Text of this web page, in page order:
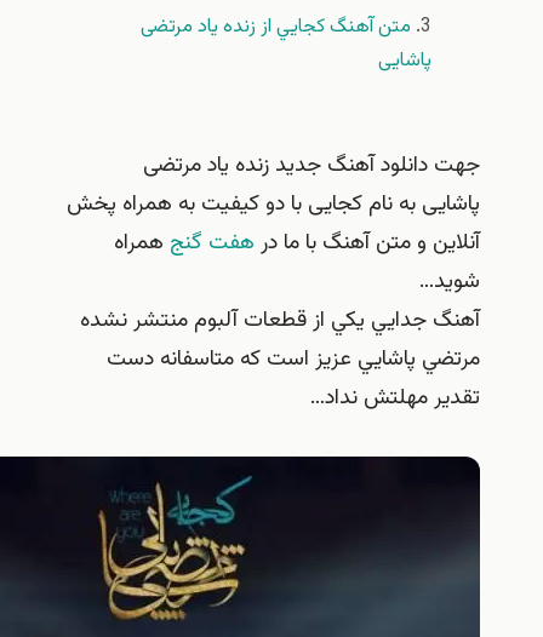
متن آهنگ كجايي از زنده ياد مرتضی
آهنگ جدید زنده ياد مرتضی
به نام کجایی با دو كيفيت به همراه پخش
و متن آهنگ با ما درهفت گنجهمراه
جدايي يكي از قطعات آلبوم منتشر نشده
پاشايي عزيز است كه متاسفانه دست
مهلتش نداد…